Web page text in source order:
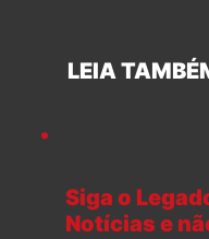
LEIA
Siga o
Notícias e